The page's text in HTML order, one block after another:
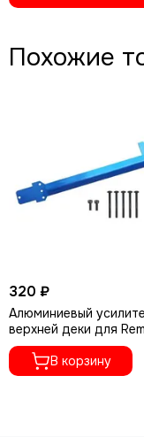
Похожие
320 ₽
Алюминиевый
верхней деки для
Hobby 1/16 A4026
В корзину